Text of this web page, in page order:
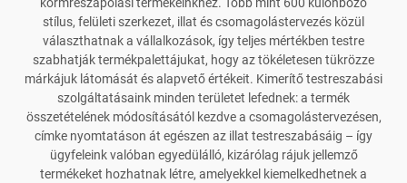
stílus, felületi szerkezet, illat és csomagolástervezés közül
választhatnak a vállalkozások, így teljes mértékben testre
szabhatják termékpalettájukat, hogy az tökéletesen tükrözze
márkájuk látomását és alapvető értékeit. Kimerítő testreszabási
szolgáltatásaink minden területet lefednek: a termék
összetételének módosításától kezdve a csomagolástervezésen,
címke nyomtatáson át egészen az illat testreszabásáig – így
ügyfeleink valóban egyedülálló, kizárólag rájuk jellemző
termékeket hozhatnak létre, amelyekkel kiemelkedhetnek a